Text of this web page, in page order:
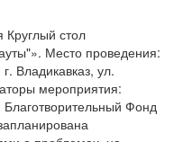
Круглый стол
Место проведения:
Владикавказ, ул.
мероприятия:
Фонд